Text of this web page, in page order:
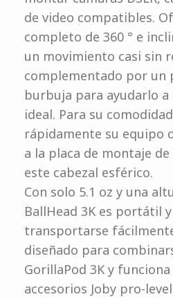
de video compatibles.
completo de 360 ​​° e
un movimiento casi sin
complementado por un
burbuja para ayudarlo
ideal. Para su
rápidamente su equipo
a la placa de montaje
este cabezal esférico.
Con solo 5.1 oz y una
BallHead 3K es portátil
transportarse
diseñado para
GorillaPod 3K y
accesorios Joby pro-